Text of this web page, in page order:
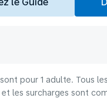
pour 1 adulte. Tous
et les surcharges sont